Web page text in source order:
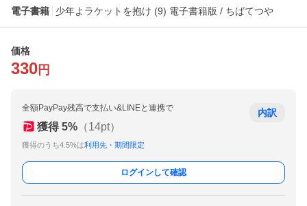
電子書籍 少年よラケットを抱け (9) 電子書籍版 / ちばてつや
価格
330 円
全額PayPay残高で支払い&LINEと連携で
獲得 5% （14pt）
獲得のうち4.5%は利用先・期間限定
内訳
ログインして確認